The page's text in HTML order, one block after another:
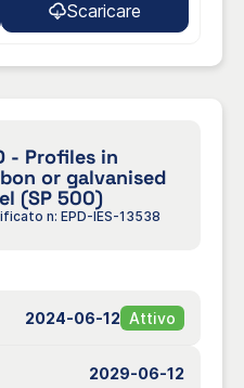
Scaricare
- Profiles in
or galvanised
(SP 500)
n: EPD-IES-13538
2024-06-12 Attivo
2029-06-12